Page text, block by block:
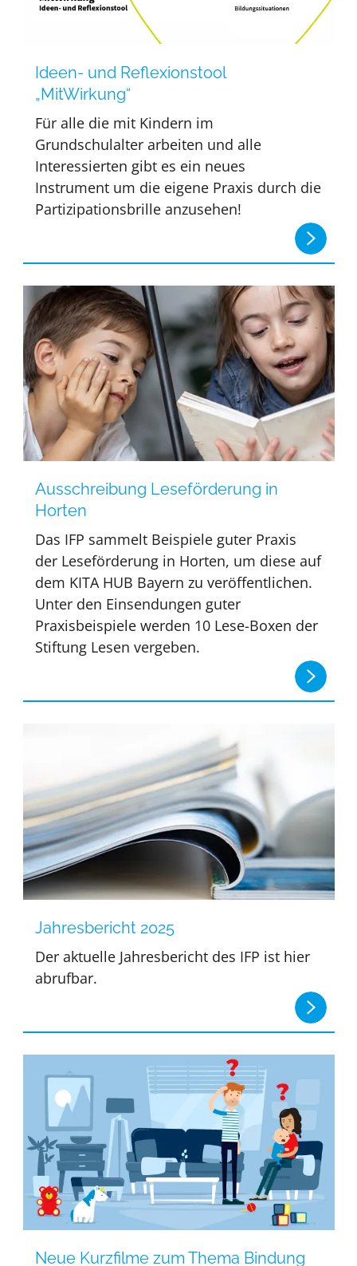
Ideen- und Reflexionstool
„MitWirkung“
Für alle die mit Kindern im
Grundschulalter arbeiten und alle
Interessierten gibt es ein neues
Instrument um die eigene Praxis durch die
Partizipationsbrille anzusehen!
Ausschreibung Leseförderung in
Horten
Das IFP sammelt Beispiele guter Praxis
der Leseförderung in Horten, um diese auf
dem KITA HUB Bayern zu veröffentlichen.
Unter den Einsendungen guter
Praxisbeispiele werden 10 Lese-Boxen der
Stiftung Lesen vergeben.
Jahresbericht 2025
Der aktuelle Jahresbericht des IFP ist hier
abrufbar.
Neue Kurzfilme zum Thema Bindung